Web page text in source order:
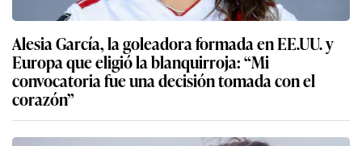
Alesia García, la goleadora formada en EE.UU. y
Europa que eligió la blanquirroja: “Mi
convocatoria fue una decisión tomada con el
corazón”